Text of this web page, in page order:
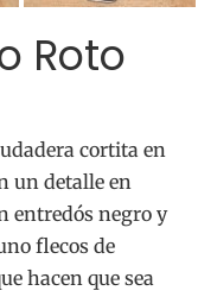
Roto
cortita en
un detalle en
entredós negro y
flecos de
hacen que sea